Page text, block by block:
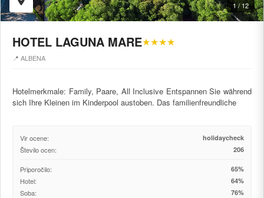
1 / 12
HOTEL LAGUNA MARE★★★★
📍 ALBENA
Hotelmerkmale: Family, Paare, All Inclusive Entspannen Sie während
sich Ihre Kleinen im Kinderpool austoben. Das familienfreundliche
Vir ocene: holidaycheck
Število ocen: 206
Priporočilo: 65%
Hotel: 64%
Soba: 76%